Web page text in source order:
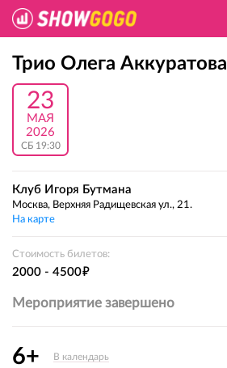
Трио Олега Аккуратова
23
МАЯ
2026
СБ 19:30
Клуб Игоря Бутмана
Москва, Верхняя Радищевская ул., 21.
На карте
Стоимость билетов:
2000 - 4500е
Мероприятие завершено
6+ В календарь